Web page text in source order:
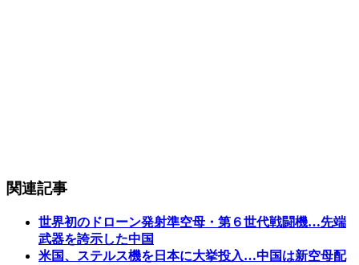
関連記事
世界初のドローン発射準空母・第６世代戦闘機…先端
武器を誇示した中国
米国、ステルス機を日本に大挙投入…中国は新空母配